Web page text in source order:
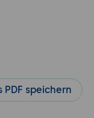
PDF speichern